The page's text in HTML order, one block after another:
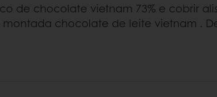
de chocolate vietnam 73% e cobrir
chocolate de leite vietnam .